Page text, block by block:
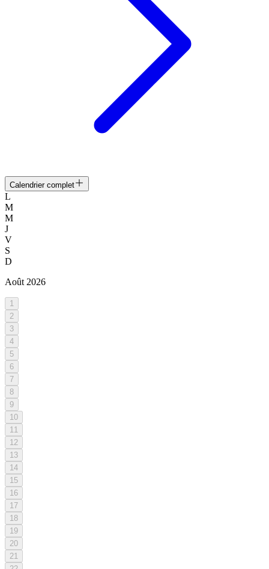
Calendrier complet
L
M
M
J
V
S
D
Août 2026
1
2
3
4
5
6
7
8
9
10
11
12
13
14
15
16
17
18
19
20
21